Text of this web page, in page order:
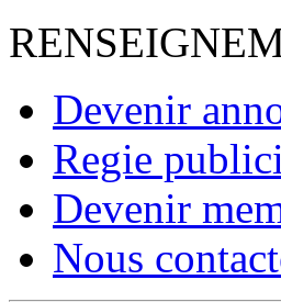
Devenir
Regie
Devenir
Nous